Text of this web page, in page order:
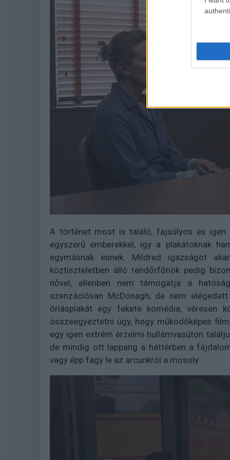
A történet most is találó, fajsúlyos és igen
egyszerű emberekkel, így a plakátoknak
egymásnak esnek. Mildred igazságot
köztiszteletben álló rendőrfőnök pedig
nővel, ellenben nem támogatja a
szenzációsan McDonagh, de nem
óriásplakát egy fekete komédia, véresen
összeegyeztetni úgy, hogy működőképes
egy igen extrém érzelmi hullámvasúton
de mindig ott lappang a háttérben a
vagy épp fagy le az arcunkról a mosoly.